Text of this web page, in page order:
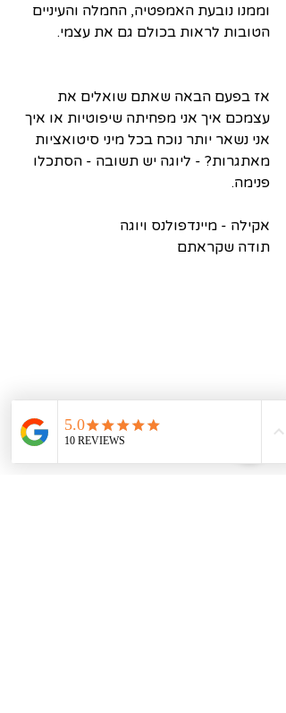
וממנו נובעת האמפטיה, החמלה והעיניים
הטובות לראות בכולם גם את עצמי.
אז בפעם הבאה שאתם שואלים את
עצמכם איך אני מפחיתה שיפוטיות או איך
אני נשאר יותר נוכח בכל מיני סיטואציות
מאתגרות? - ליוגה יש תשובה - הסתכלו
פנימה.
אקילה - מיינדפולנס ויוגה
תודה שקראתם